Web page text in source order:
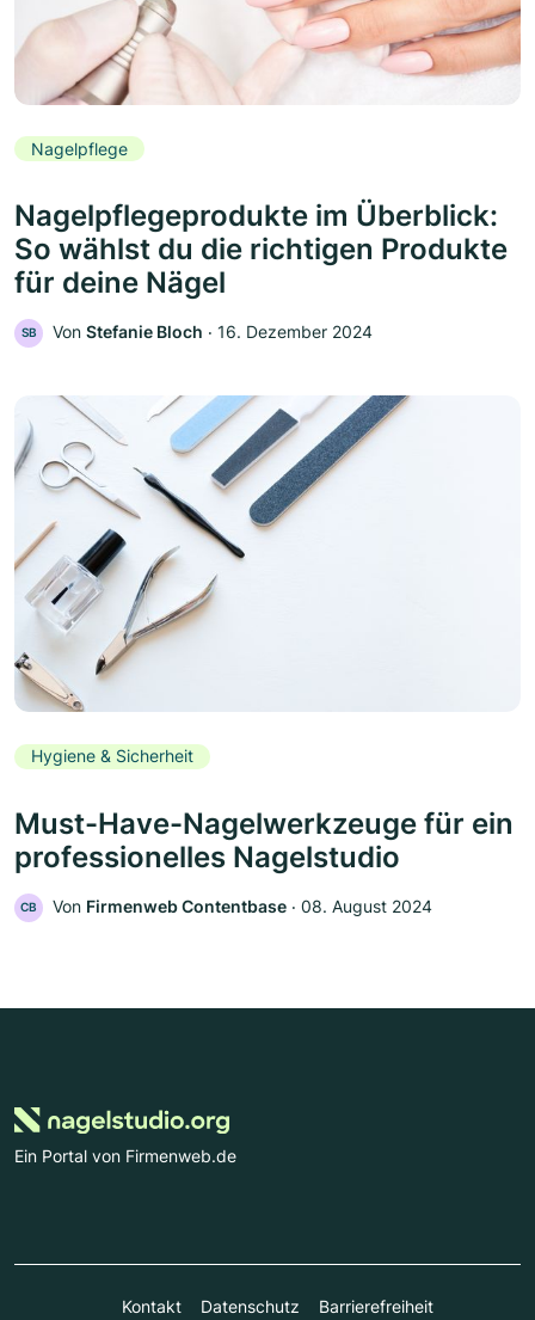
Nagelpflege
Nagelpflegeprodukte im Überblick:
So wählst du die richtigen Produkte
für deine Nägel
SB Von Stefanie Bloch ‧ 16. Dezember 2024
Hygiene & Sicherheit
Must-Have-Nagelwerkzeuge für ein
professionelles Nagelstudio
CB Von Firmenweb Contentbase ‧ 08. August 2024
Ein Portal von Firmenweb.de
Kontakt Datenschutz Barrierefreiheit